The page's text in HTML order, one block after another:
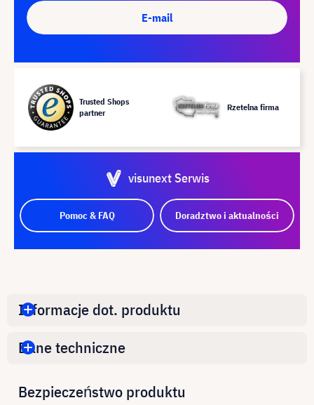
E-mail
Trusted Shops
partner
Rzetelna firma
visunext Serwis
Pomoc & FAQ Doradztwo i aktualności
Informacje dot. produktu
Dane techniczne
Bezpieczeństwo produktu